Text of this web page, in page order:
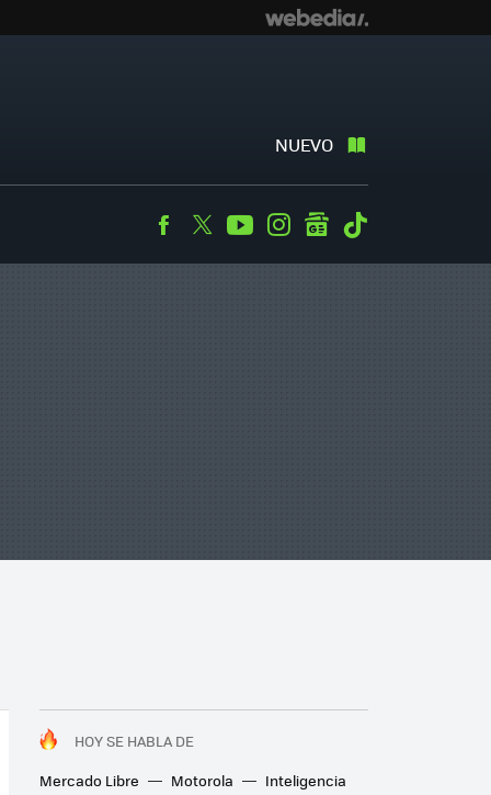
NUEVO
Facebook
TwitterYoutubeInstagramgooglenews
HOY SE HABLA DE
Mercado Libre
Motorola
Inteligencia